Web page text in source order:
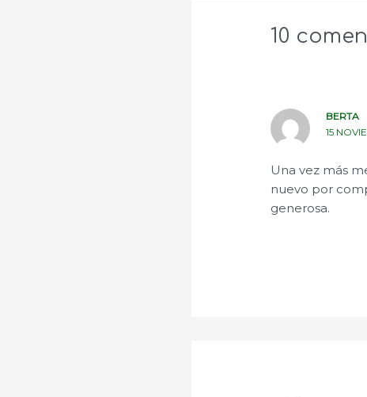
10
BERTA
15
Una vez más
nuevo por
generosa.